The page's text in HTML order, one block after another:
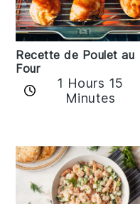
Recette de Poulet au
Four
1 Hours 15
Minutes